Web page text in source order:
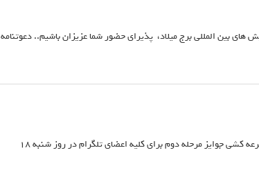
بین المللی برج میلاد، پذیرای حضور شما عزیزان باشیم.. دعوتنامه
کاریار ارقام ضمن تبریک به مناسبت عید مبعث حضرت رسول اکرم به اطلاع می رساند قرعه کشی جوایز مرحله دوم برای کلیه اعضای تلگرام در روز شنبه 18